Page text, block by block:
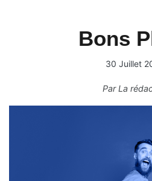
Bons
30 Juillet
ParLa